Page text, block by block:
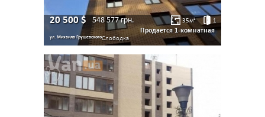
20 500$ 548 577грн. 35м² 1
Продается 1-комнатная
ул. Михаила ГрушевскогоСлободка